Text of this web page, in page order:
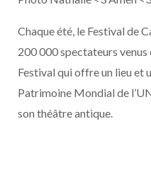
Chaque été, le Festival de
200 000 spectateurs venus
Festival qui offre un lieu et
Patrimoine Mondial de
son théâtre antique.